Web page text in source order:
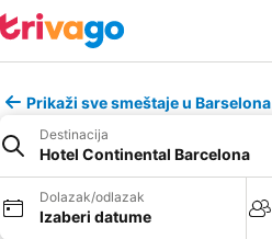
Prikaži sve smeštaje u Barselona
Destinacija
Hotel Continental Barcelona
Dolazak/odlazak
Izaberi datume